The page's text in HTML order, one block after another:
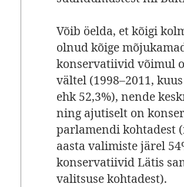
Võib öelda, et kõigi
olnud kõige
konservatiivid võimul
vältel (1998–2011,
ehk 52,3%), nende
ning ajutiselt on
parlamendi kohtadest
aasta valimiste järel
konservatiivid Lätis
valitsuse kohtadest).